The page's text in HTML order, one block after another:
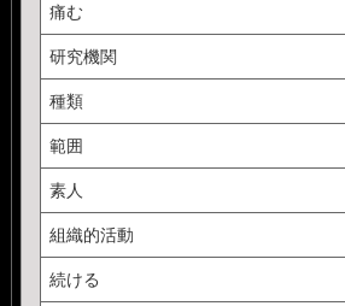
痛む
研究機関
種類
範囲
素人
組織的活動
続ける